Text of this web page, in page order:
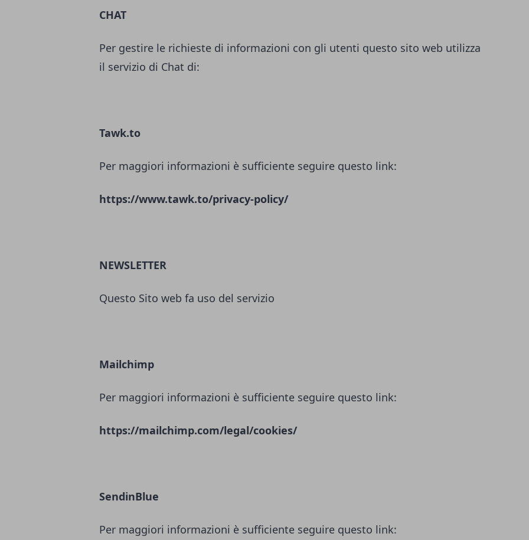
CHAT
Per gestire le richieste di informazioni con gli utenti questo sito web utilizza
il servizio di Chat di:
Tawk.to
Per maggiori informazioni è sufficiente seguire questo link:
https://www.tawk.to/privacy-policy/
NEWSLETTER
Questo Sito web fa uso del servizio
Mailchimp
Per maggiori informazioni è sufficiente seguire questo link:
https://mailchimp.com/legal/cookies/
SendinBlue
Per maggiori informazioni è sufficiente seguire questo link: